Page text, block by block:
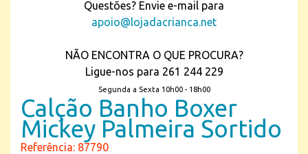
Questões? Envie e-mail para
apoio@lojadacrianca.net
NÃO ENCONTRA O QUE PROCURA?
Ligue-nos para 261 244 229
Segunda a Sexta 10h00 - 18h00
Calção Banho Boxer
Mickey Palmeira Sortido
Referência: 87790